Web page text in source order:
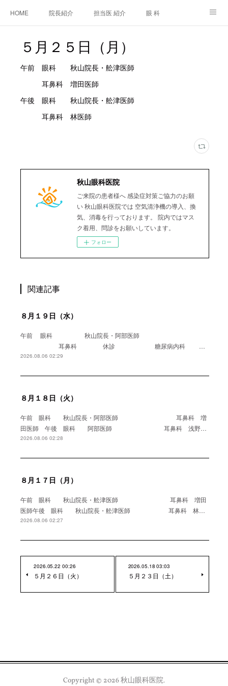
HOME 院長紹介 担当医 紹介 眼 科
アクセス ご相談・お問合せ 施設基準等及び掲示事項について
５月２５日（月）
午前 眼科 秋山院長・舩津医師
耳鼻科 増田医師
午後 眼科 秋山院長・舩津医師
耳鼻科 林医師
秋山眼科医院
ご来院の患者様へ 感染症対策ご協力のお願
い 秋山眼科医院では 空気清浄機の導入、換
気、消毒を行っております。 院内ではマス
ク着用、問診をお願いしています。
フォロー
関連記事
８月１９日（水）
午前 眼科 秋山院長・阿部医師
耳鼻科 休診 糖尿病内科 …
2026.08.06 02:29
８月１８日（火）
午前 眼科 秋山院長・阿部医師 耳鼻科 増
田医師 午後 眼科 阿部医師 耳鼻科 浅野…
2026.08.06 02:28
８月１７日（月）
午前 眼科 秋山院長・舩津医師 耳鼻科 増田
医師午後 眼科 秋山院長・舩津医師 耳鼻科 林…
2026.08.06 02:27
2026.05.22 00:26
５月２６日（火）
2026.05.18 03:03
５月２３日（土）
Copyright © 2026秋山眼科医院.